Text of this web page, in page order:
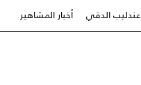
عندليب الدقي أخبار المشاهير